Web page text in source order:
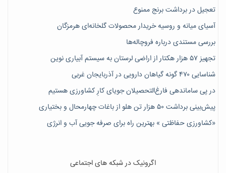
تعجیل در برداشت برنج ممنوع
آسیای میانه و روسیه خریدار محصولات گلخانه‌ای هرمزگان
بررسی مستندی درباره فروچاله‌ها
تجهیز ۵۷ هزار هکتار از اراضی لرستان به سیستم آبیاری نوین
شناسایی ۴۷٠ گونه گیاهان دارویی در آذربایجان غربی
در پی ساماندهی فارغ‌التحصیلان جویای کارِ کشاورزی هستیم
پیش‎‌بینی برداشت ۵۰ هزار تن هلو از باغات چهارمحال و بختیاری
«کشاورزی حفاظتی » بهترین راه برای صرفه جویی آب و انرژی
اگرونیک در شبکه های اجتماعی